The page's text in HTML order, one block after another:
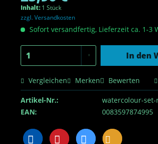
Inhalt: 1 Stück
zzgl. Versandkosten
Sofort versandfertig, Lieferzeit ca. 1-3
In den
Vergleichen Merken Bewerten
Artikel-Nr.:
watercolour-
EAN:
0083597874995